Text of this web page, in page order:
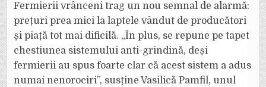
Fermierii vrânceni trag un nou semnal de alarmă:
prețuri prea mici la laptele vândut de producători
și piață tot mai dificilă. „În plus, se repune pe tapet
chestiunea sistemului anti-grindină, deși
fermierii au spus foarte clar că acest sistem a adus
numai nenorociri”, susține Vasilică Pamfil, unul